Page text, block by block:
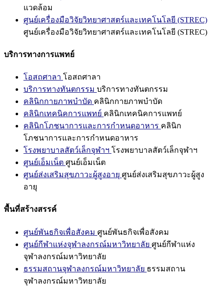
แวดล้อม
ศูนย์เครื่องมือวิจัยวิทยาศาสตร์และเทคโนโลยี (STREC)
ศูนย์เครื่องมือวิจัยวิทยาศาสตร์และเทคโนโลยี (STREC)
บริการทางการแพทย์
โอสถศาลา โอสถศาลา
บริการทางทันตกรรม บริการทางทันตกรรม
คลินิกกายภาพบำบัด คลินิกกายภาพบำบัด
คลินิกเทคนิคการแพทย์ คลินิกเทคนิคการแพทย์
คลินิกโภชนาการและการกำหนดอาหาร คลินิก
โภชนาการและการกำหนดอาหาร
โรงพยาบาลสัตว์เล็กจุฬาฯ โรงพยาบาลสัตว์เล็กจุฬาฯ
ศูนย์เอ็มเน็ต ศูนย์เอ็มเน็ต
ศูนย์ส่งเสริมสุขภาวะผู้สูงอายุ ศูนย์ส่งเสริมสุขภาวะผู้สูง
อายุ
พื้นที่สร้างสรรค์
ศูนย์พันธกิจเพื่อสังคม ศูนย์พันธกิจเพื่อสังคม
ศูนย์กีฬาแห่งจุฬาลงกรณ์มหาวิทยาลัย ศูนย์กีฬาแห่ง
จุฬาลงกรณ์มหาวิทยาลัย
ธรรมสถานจุฬาลงกรณ์มหาวิทยาลัย ธรรมสถาน
จุฬาลงกรณ์มหาวิทยาลัย